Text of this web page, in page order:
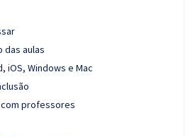
das aulas
iOS, Windows e Mac
professores